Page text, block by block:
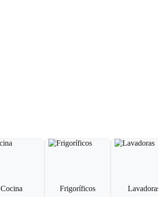
Cocina Frigoríficos Lavadoras